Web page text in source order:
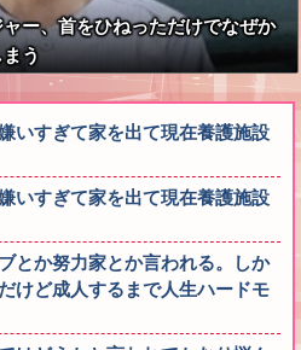
ャー、首をひねっただけでなぜか
う
いすぎて家を出て現在養護施設
いすぎて家を出て現在養護施設
とか努力家とか言われる。しか
けど成人するまで人生ハードモ